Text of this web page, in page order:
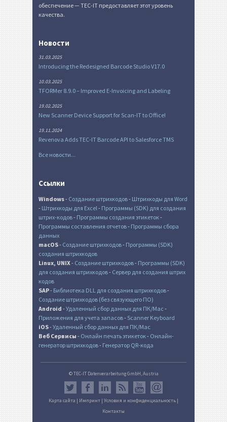
обеспечение — TEC-IT предоставляет этот уровень
качества.
Новости
31.03.2025
Introducing the Redesigned Barcode Studio V17.0
10.03.2025
TFORMer 8.9.0 – Improved E-Invoicing and Labeling
19.02.2025
New Scanner Device Support for Scan-IT to Office!
19.11.2024
Revenova Adds TEC-IT Barcode API to Salesforce TMS
Все новости...
Ссылки
Windows- Создание штрихкодов- Штрихкоды для Word
- Штрихкоды для Excel- Программы (SDK) для создания
штрих-кодов- Программы создания этикеток-
Программы составления отчетов- Программы сбора
данных
macOS- Создание штрихкодов- Программы (SDK)
создания штрихкодов
Linux, UNIX- Создание штрихкодов- Программы (SDK)
для создания штрихкодов- Сервер для создания штрих
кодов
SAP- Библиотека DLL для создания штрихкодов-
Создание штрихкодов (без связующего ПО)
Android -Удаленный сбор данных для ПК/Mac -
Приложения для учета запасов- Scanner Keyboard
iOS-Удаленный сбор данных для ПК/Mac
Веб Сервисы - Онлайн печать этикеток- Онлайн-
генератор штрихкодов- Генератор QR-кода
© TEC-IT Datenverarbeitung GmbH, Austria
Карта сайта | Импринт | Условия и конфиденциальность |
Контакты